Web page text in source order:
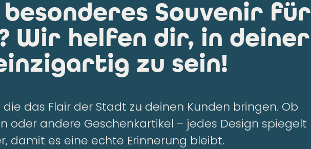
besonderes Souvenir für
Wir helfen dir, in deiner
zu sein!
das Flair der Stadt zu deinen Kunden bringen. Ob
oder andere Geschenkartikel – jedes Design spiegelt
damit es eine echte Erinnerung bleibt.